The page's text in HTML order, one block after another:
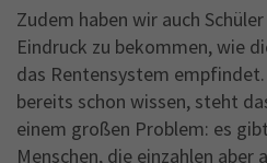
Zudem haben wir auch
Eindruck zu bekommen, wie
das Rentensystem empfindet.
bereits schon wissen, steht
einem großen Problem: es
Menschen, die einzahlen aber